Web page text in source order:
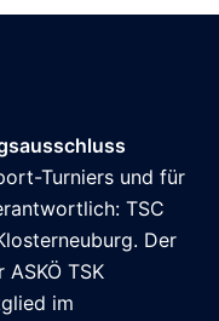
Turniers und für
TSC
Der
TSK
im